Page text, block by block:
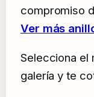
compromiso
Ver más
Selecciona el
galería y te